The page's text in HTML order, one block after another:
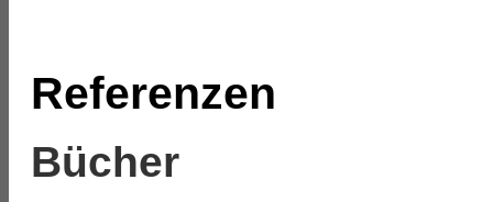
Referenzen
Bücher